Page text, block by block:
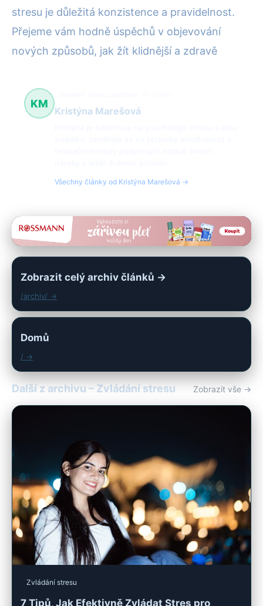
stresu je důležitá konzistence a pravidelnost.
Přejeme vám hodně úspěchů v objevování
nových způsobů, jak žít klidnější a zdravě
KM
Kristýna Marešová
Všechny články od Kristýna Marešová →
Zobrazit celý archiv článků →
/archiv/ →
Domů
/ →
Další z archivu – Zvládání stresu Zobrazit vše →
Zvládání stresu
7 Tipů, Jak Efektivně Zvládat Stres pro